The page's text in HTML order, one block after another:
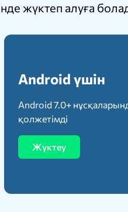
жүктеп алуға
Android үшін
Android 7.0+
қолжетімді
Жүктеу